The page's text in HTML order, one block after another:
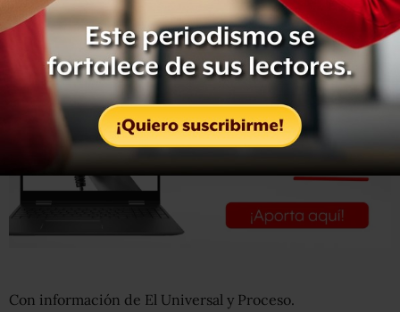
Con información de El Universal y Proceso.